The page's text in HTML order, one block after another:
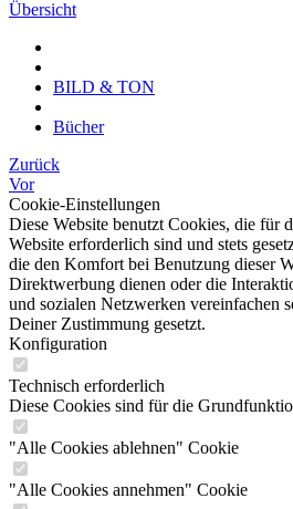
Übersicht
BILD & TON
Bücher
Zurück
Vor
Cookie-Einstellungen
Diese Website benutzt Cookies, die für
Website erforderlich sind und stets
die den Komfort bei Benutzung dieser
Direktwerbung dienen oder die
und sozialen Netzwerken vereinfachen
Deiner Zustimmung gesetzt.
Konfiguration
Technisch erforderlich
Diese Cookies sind für die
"Alle Cookies ablehnen" Cookie
"Alle Cookies annehmen" Cookie